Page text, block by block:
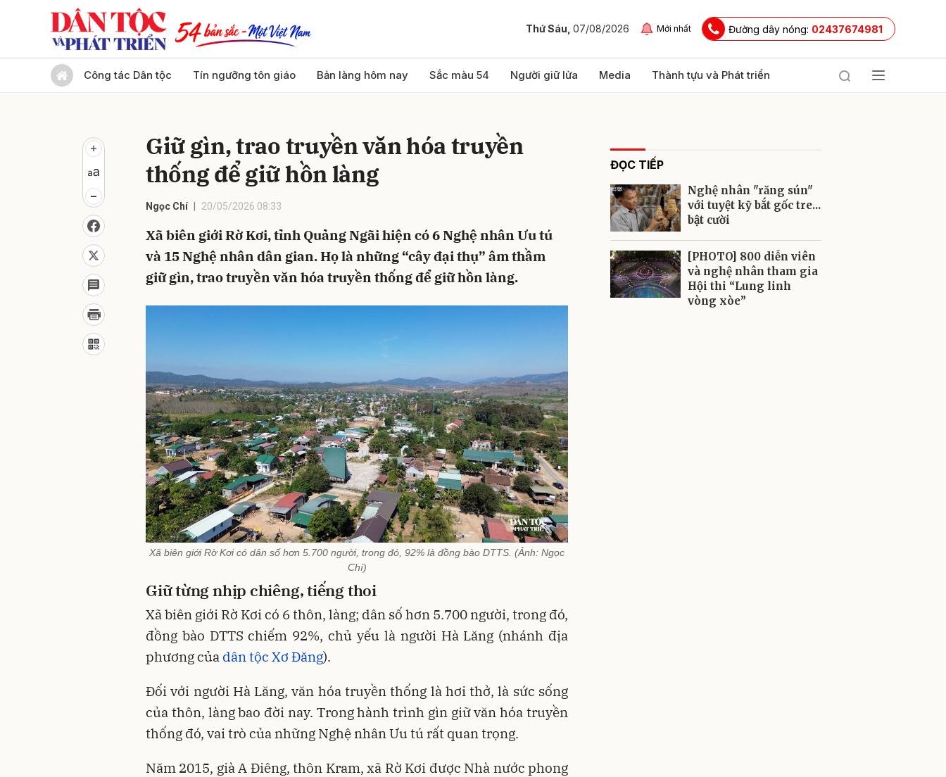
Thứ Sáu, 07/08/2026 Mới nhất Đường dây nóng: 02437674981
Công tác Dân tộc Tín ngưỡng tôn giáo Bản làng hôm nay Sắc màu 54 Người giữ lửa Media Thành tựu và Phát triển
Giữ gìn, trao truyền văn hóa truyền
thống để giữ hồn làng
Ngọc Chí 20/05/2026 08:33
Xã biên giới Rờ Kơi, tỉnh Quảng Ngãi hiện có 6 Nghệ nhân Ưu tú
và 15 Nghệ nhân dân gian. Họ là những “cây đại thụ” âm thầm
giữ gìn, trao truyền văn hóa truyền thống để giữ hồn làng.
Xã biên giới Rờ Kơi có dân số hơn 5.700 người, trong đó, 92% là đồng bào DTTS. (Ảnh: Ngọc
Chí)
Giữ từng nhịp chiêng, tiếng thoi
Xã biên giới Rờ Kơi có 6 thôn, làng; dân số hơn 5.700 người, trong đó,
đồng bào DTTS chiếm 92%, chủ yếu là người Hà Lăng (nhánh địa
phương của dân tộc Xơ Đăng).
Đối với người Hà Lăng, văn hóa truyền thống là hơi thở, là sức sống
của thôn, làng bao đời nay. Trong hành trình gìn giữ văn hóa truyền
thống đó, vai trò của những Nghệ nhân Ưu tú rất quan trọng.
Năm 2015, già A Điêng, thôn Kram, xã Rờ Kơi được Nhà nước phong
ĐỌC TIẾP
Nghệ nhân "răng sún"
với tuyệt kỹ bắt gốc tre...
bật cười
[PHOTO] 800 diễn viên
và nghệ nhân tham gia
Hội thi “Lung linh
vòng xòe”
Gửi bình luận
Gửi